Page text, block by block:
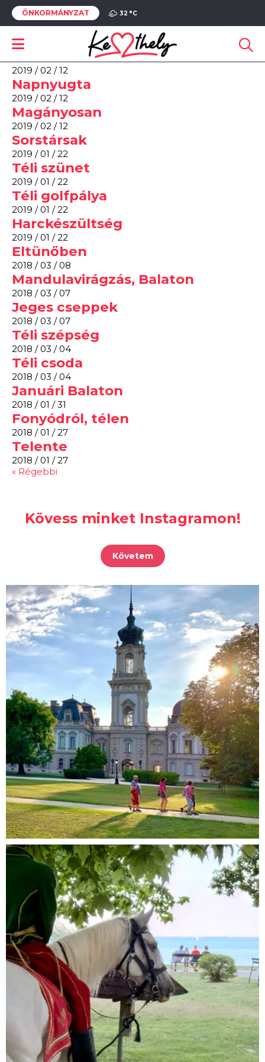
ÖNKORMÁNYZAT 32 °C
« Régebbi
Csend
2019 / 02 / 12
Este a kikötőben
2019 / 02 / 12
Napnyugta
2019 / 02 / 12
Magányosan
2019 / 02 / 12
Sorstársak
2019 / 01 / 22
Téli szünet
2019 / 01 / 22
Téli golfpálya
2019 / 01 / 22
Harckészültség
2019 / 01 / 22
Eltünőben
2018 / 03 / 08
Mandulavirágzás, Balaton
2018 / 03 / 07
Jeges cseppek
2018 / 03 / 07
Téli szépség
2018 / 03 / 04
Téli csoda
2018 / 03 / 04
Januári Balaton
2018 / 01 / 31
Fonyódról, télen
2018 / 01 / 27
Telente
2018 / 01 / 27
« Régebbi
Kövess minket Instagramon!
Követem